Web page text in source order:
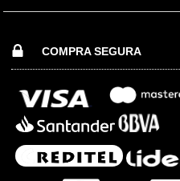
COMPRA SEGURA